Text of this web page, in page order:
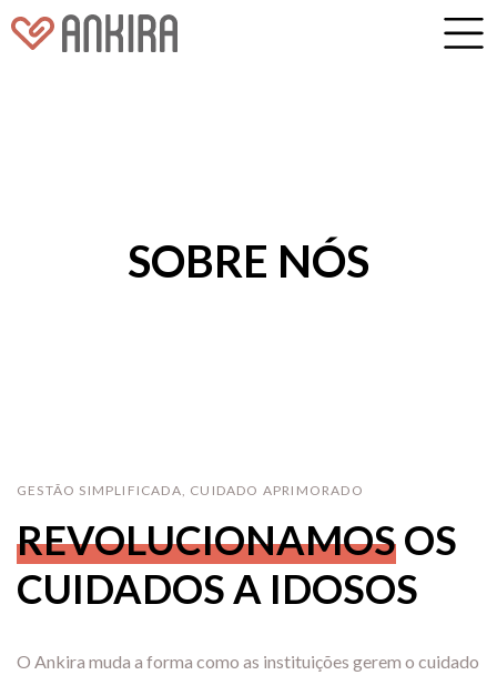
SOBRE NÓS
GESTÃO SIMPLIFICADA, CUIDADO APRIMORADO
REVOLUCIONAMOSOS
CUIDADOS A IDOSOS
O Ankira muda a forma como as instituições gerem o cuidado